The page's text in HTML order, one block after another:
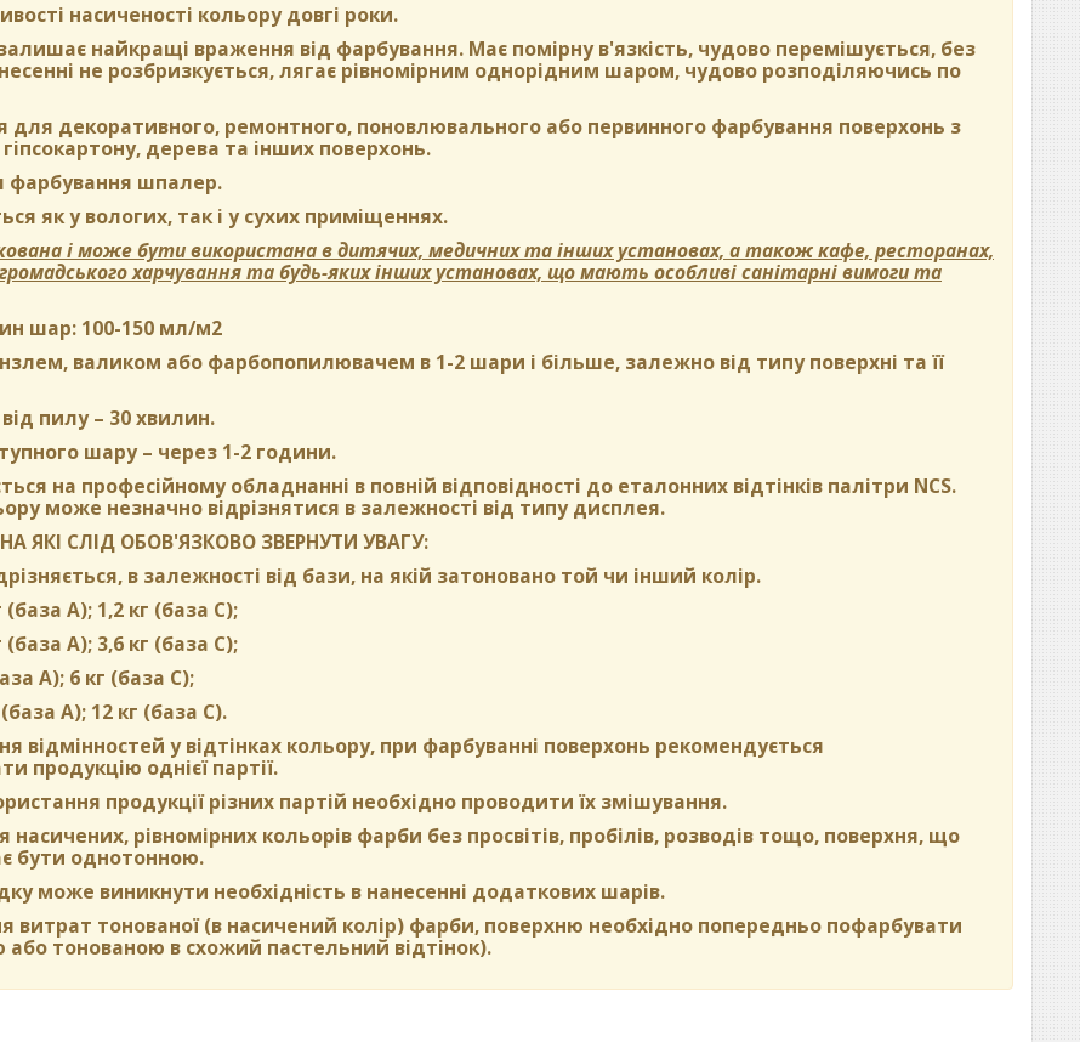
насиченості кольору довгі роки.
найкращі враження від фарбування. Має помірну в'язкість, чудово перемішується, без
не розбризкується, лягає рівномірним однорідним шаром, чудово розподіляючись по
для декоративного, ремонтного, поновлювального або первинного фарбування поверхонь з
дерева та інших поверхонь.
фарбування шпалер.
як у вологих, так і у сухих приміщеннях.
і може бути використана в дитячих, медичних та інших установах, а також кафе, ресторанах,
харчування та будь-яких інших установах, що мають особливі санітарні вимоги та
шар: 100-150 мл/м2
валиком або фарбопопилювачем в 1-2 шари і більше, залежно від типу поверхні та її
пилу– 30 хвилин.
шару– через 1-2 години.
на професійному обладнанні в повній відповідності до еталонних відтінків палітри NCS.
може незначно відрізнятися в залежності від типу дисплея.
ЯКІ СЛІД ОБОВ'ЯЗКОВО ЗВЕРНУТИ УВАГУ:
в залежності від бази, на якій затоновано той чи інший колір.
А); 1,2 кг (база С);
А); 3,6 кг (база C);
А); 6 кг (база С);
А); 12 кг (база С).
відмінностей у відтінках кольору, при фарбуванні поверхонь рекомендується
продукцію однієї партії.
продукції різних партій необхідно проводити їх змішування.
рівномірних кольорів фарби без просвітів, пробілів, розводів тощо, поверхня, що
бути однотонною.
може виникнути необхідність в нанесенні додаткових шарів.
витрат тонованої (в насичений колір) фарби, поверхню необхідно попередньо пофарбувати
тонованою в схожий пастельний відтінок).